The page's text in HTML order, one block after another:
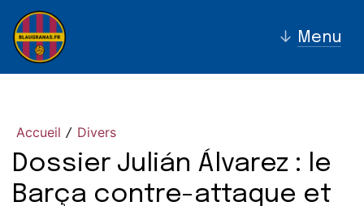
↓ Menu
Accueil / Divers
Dossier Julián Álvarez : le
Barça contre-attaque et